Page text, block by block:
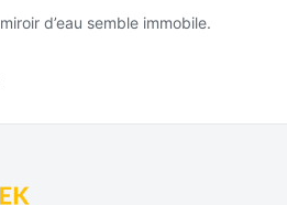
d’eau semble immobile.